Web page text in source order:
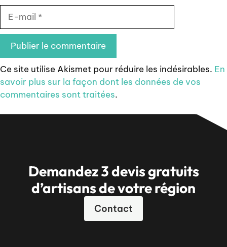
mail
Ce site utilise Akismet pour réduire les indésirables. En
savoir plus sur la façon dont les données de vos
commentaires sont traitées.
Demandez 3 devis gratuits
d’artisans de votre région
Contact